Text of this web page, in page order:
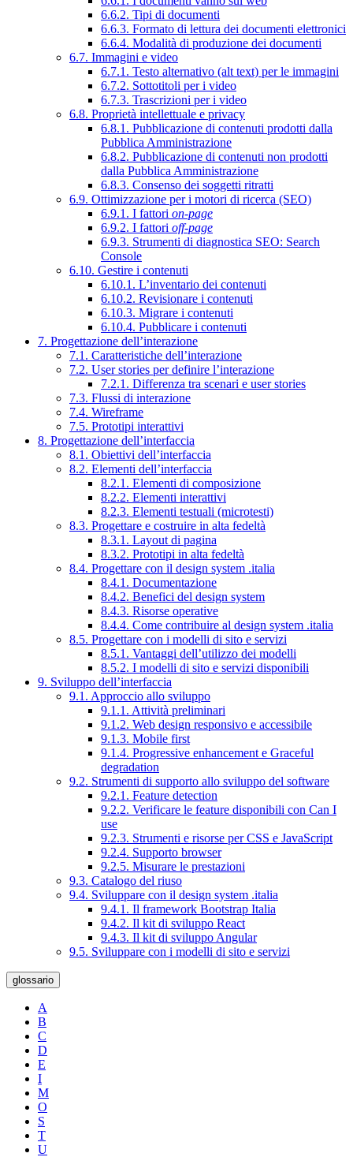
6.6.2. Tipi di documenti
6.6.3. Formato di lettura dei documenti elettronici
6.6.4. Modalità di produzione dei documenti
6.7. Immagini e video
6.7.1. Testo alternativo (alt text) per le immagini
6.7.2. Sottotitoli per i video
6.7.3. Trascrizioni per i video
6.8. Proprietà intellettuale e privacy
6.8.1. Pubblicazione di contenuti prodotti dalla
Pubblica Amministrazione
6.8.2. Pubblicazione di contenuti non prodotti
dalla Pubblica Amministrazione
6.8.3. Consenso dei soggetti ritratti
6.9. Ottimizzazione per i motori di ricerca (SEO)
6.9.1. I fattori on-page
6.9.2. I fattori off-page
6.9.3. Strumenti di diagnostica SEO: Search
Console
6.10. Gestire i contenuti
6.10.1. L’inventario dei contenuti
6.10.2. Revisionare i contenuti
6.10.3. Migrare i contenuti
6.10.4. Pubblicare i contenuti
7. Progettazione dell’interazione
7.1. Caratteristiche dell’interazione
7.2. User stories per definire l’interazione
7.2.1. Differenza tra scenari e user stories
7.3. Flussi di interazione
7.4. Wireframe
7.5. Prototipi interattivi
8. Progettazione dell’interfaccia
8.1. Obiettivi dell’interfaccia
8.2. Elementi dell’interfaccia
8.2.1. Elementi di composizione
8.2.2. Elementi interattivi
8.2.3. Elementi testuali (microtesti)
8.3. Progettare e costruire in alta fedeltà
8.3.1. Layout di pagina
8.3.2. Prototipi in alta fedeltà
8.4. Progettare con il design system .italia
8.4.1. Documentazione
8.4.2. Benefici del design system
8.4.3. Risorse operative
8.4.4. Come contribuire al design system .italia
8.5. Progettare con i modelli di sito e servizi
8.5.1. Vantaggi dell’utilizzo dei modelli
8.5.2. I modelli di sito e servizi disponibili
9. Sviluppo dell’interfaccia
9.1. Approccio allo sviluppo
9.1.1. Attività preliminari
9.1.2. Web design responsivo e accessibile
9.1.3. Mobile first
9.1.4. Progressive enhancement e Graceful
degradation
9.2. Strumenti di supporto allo sviluppo del software
9.2.1. Feature detection
9.2.2. Verificare le feature disponibili con Can I
use
9.2.3. Strumenti e risorse per CSS e JavaScript
9.2.4. Supporto browser
9.2.5. Misurare le prestazioni
9.3. Catalogo del riuso
9.4. Sviluppare con il design system .italia
9.4.1. Il framework Bootstrap Italia
9.4.2. Il kit di sviluppo React
9.4.3. Il kit di sviluppo Angular
9.5. Sviluppare con i modelli di sito e servizi
glossario
A
B
C
D
E
I
M
O
S
T
U